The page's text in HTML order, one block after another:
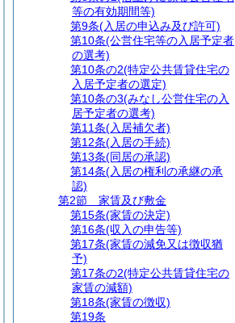
等の有効期間等)
第9条(入居の申込み及び許可)
第10条(公営住宅等の入居予定者
の選考)
第10条の2(特定公共賃貸住宅の
入居予定者の選定)
第10条の3(みなし公営住宅の入
居予定者の選考)
第11条(入居補欠者)
第12条(入居の手続)
第13条(同居の承認)
第14条(入居の権利の承継の承
認)
第2節
家賃及び敷金
第15条(家賃の決定)
第16条(収入の申告等)
第17条(家賃の減免又は徴収猶
予)
第17条の2(特定公共賃貸住宅の
家賃の減額)
第18条(家賃の徴収)
第19条